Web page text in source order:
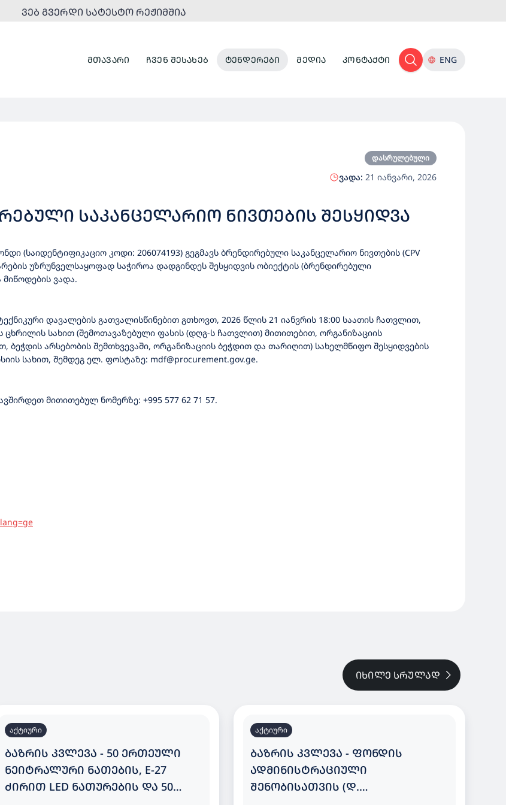
ᲕᲔᲑ ᲒᲕᲔᲠᲓᲘ ᲡᲐᲢᲔᲡᲢᲝ ᲠᲔᲟᲘᲛᲨᲘᲐ
ᲛᲗᲐᲕᲐᲠᲘ ᲩᲕᲔᲜ ᲨᲔᲡᲐᲮᲔᲑ ᲢᲔᲜᲓᲔᲠᲔᲑᲘ ᲛᲔᲓᲘᲐ ᲙᲝᲜᲢᲐᲥᲢᲘ ENG
დასრულებული
ვადა: 21 იანვარი, 2026
ᲡᲐᲙᲐᲜᲪᲔᲚᲐᲠᲘᲝ ᲜᲘᲕᲗᲔᲑᲘᲡ ᲨᲔᲡᲧᲘᲓᲕᲐ
(საიდენტიფიკაციო კოდი: 206074193) გეგმავს ბრენდირებული საკანცელარიო ნივთების (CPV
უზრუნველსაყოფად საჭიროა დადგინდეს შესყიდვის ობიექტის (ბრენდირებული
ვადა.
დავალების გათვალისწინებით გთხოვთ, 2026 წლის 21 იანვრის 18:00 საათის ჩათვლით,
ცხრილის სახით (შემოთავაზებული ფასის (დღგ-ს ჩათვლით) მითითებით, ორგანიზაციის
ბეჭდის არსებობის შემთხვევაში, ორგანიზაციის ბეჭდით და თარიღით) სახელმწიფო შესყიდვების
სახით, შემდეგ ელ. ფოსტაზე: mdf@procurement.gov.ge.
მითითებულ ნომერზე: +995 577 62 71 57.
ᲘᲮᲘᲚᲔ ᲡᲠᲣᲚᲐᲓ
აქტიური
ᲑᲐᲖᲠᲘᲡ ᲙᲕᲚᲔᲕᲐ - 50 ᲔᲠᲗᲔᲣᲚᲘ
ᲜᲔᲘᲢᲠᲐᲚᲣᲠᲘ ᲜᲐᲗᲔᲑᲘᲡ, E-27
ᲫᲘᲠᲘᲗ LED ᲜᲐᲗᲣᲠᲔᲑᲘᲡ ᲓᲐ 50
აქტიური
ᲑᲐᲖᲠᲘᲡ ᲙᲕᲚᲔᲕᲐ - ᲤᲝᲜᲓᲘᲡ
ᲐᲓᲛᲘᲜᲘᲡᲢᲠᲐᲪᲘᲣᲚᲘ
ᲨᲔᲜᲝᲑᲘᲡᲐᲗᲕᲘᲡ (Დ.